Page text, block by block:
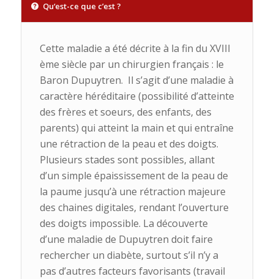
Qu‘est-ce que c’est ?
Cette maladie a été décrite à la fin du XVIII
ème siècle par un chirurgien français : le
Baron Dupuytren. Il s’agit d’une maladie à
caractère héréditaire (possibilité d’atteinte
des frères et soeurs, des enfants, des
parents) qui atteint la main et qui entraîne
une rétraction de la peau et des doigts.
Plusieurs stades sont possibles, allant
d’un simple épaississement de la peau de
la paume jusqu’à une rétraction majeure
des chaines digitales, rendant l’ouverture
des doigts impossible. La découverte
d’une maladie de Dupuytren doit faire
rechercher un diabète, surtout s’il n’y a
pas d’autres facteurs favorisants (travail